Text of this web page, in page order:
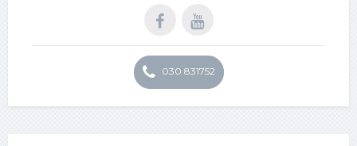
030 831752